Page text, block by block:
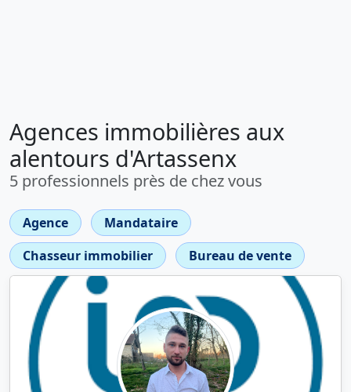
Agences immobilières aux
alentours d'Artassenx
5 professionnels près de chez vous
Agence
Mandataire
Chasseur immobilier
Bureau de vente